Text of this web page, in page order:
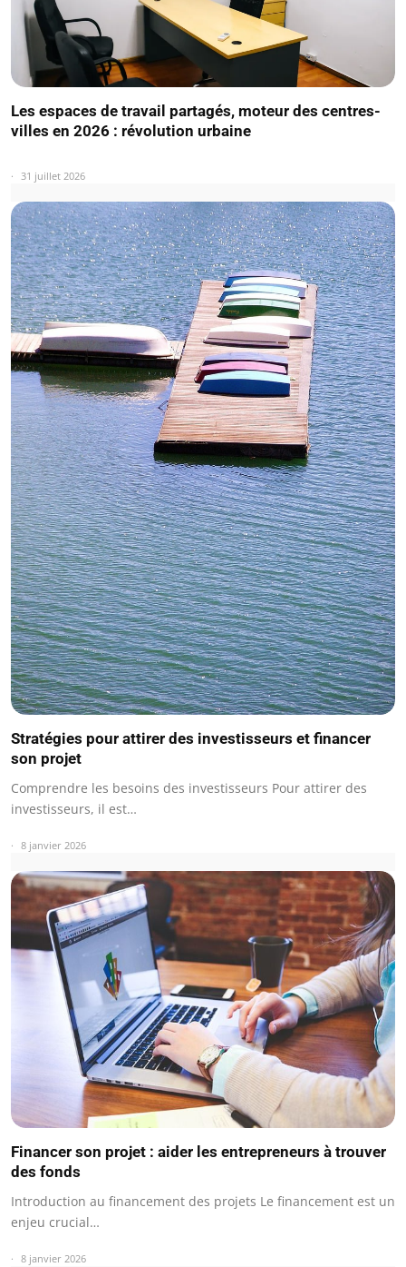
Les espaces de travail partagés, moteur des centres-
villes en 2026 : révolution urbaine
31 juillet 2026
Stratégies pour attirer des investisseurs et financer
son projet
Comprendre les besoins des investisseurs Pour attirer des
investisseurs, il est…
8 janvier 2026
Financer son projet : aider les entrepreneurs à trouver
des fonds
Introduction au financement des projets Le financement est un
enjeu crucial…
8 janvier 2026